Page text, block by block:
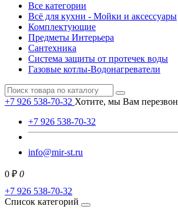
Все категории
Всё для кухни - Мойки и аксессуары
Комплектующие
Предметы Интерьера
Сантехника
Система защиты от протечек воды
Газовые котлы-Водонагреватели
+7 926 538-70-32 Хотите, мы Вам
+7 926 538-70-32
info@mir-st.ru
0 ₽ 0
+7 926 538-70-32
Список категорий